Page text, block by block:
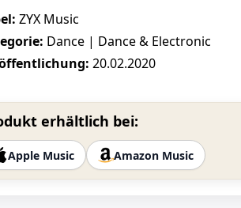
ZYX Music
Dance | Dance & Electronic
20.02.2020
erhältlich bei:
Apple Music Amazon Music